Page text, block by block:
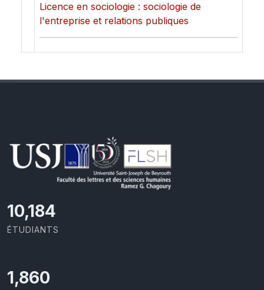
Licence en sociologie : sociologie de
l'entreprise et relations publiques
10,801
ÉTUDIANTS
1,973